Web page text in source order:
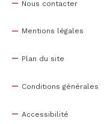
Nous contacter
Mentions légales
Plan du site
Conditions générales
Accessibilité